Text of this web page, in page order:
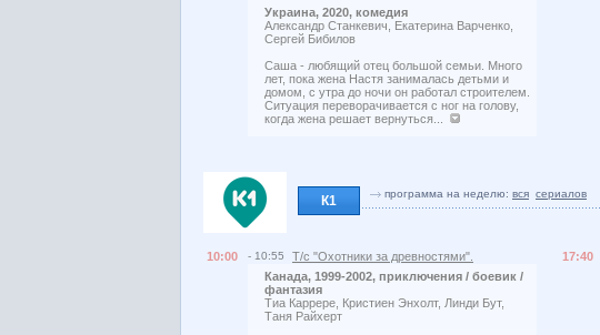
Украина, 2020, комедия
Александр Станкевич, Екатерина Варченко,
Сергей Бибилов
Саша - любящий отец большой семьи. Много
лет, пока жена Настя занималась детьми и
домом, с утра до ночи он работал строителем.
Ситуация переворачивается с ног на голову,
когда жена решает вернуться...
К1 программа на неделю: вся сериалов
10:00 - 10:55
Т/с "Охотники за древностями".
Канада, 1999-2002, приключения / боевик /
фантазия
Тиа Каррере, Кристиен Энхолт, Линди Бут,
Таня Райхерт
17:40